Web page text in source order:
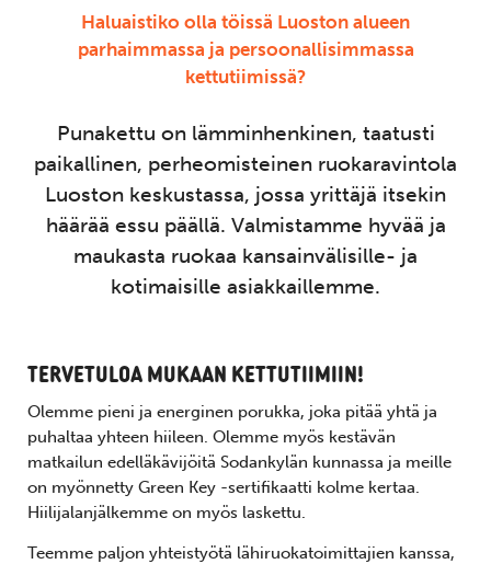
Haluaistiko olla töissä Luoston alueen
parhaimmassa ja persoonallisimmassa
kettutiimissä?
Punakettu on lämminhenkinen, taatusti
paikallinen, perheomisteinen ruokaravintola
Luoston keskustassa, jossa yrittäjä itsekin
häärää essu päällä. Valmistamme hyvää ja
maukasta ruokaa kansainvälisille- ja
kotimaisille asiakkaillemme.
TERVETULOA MUKAAN KETTUTIIMIIN!
Olemme pieni ja energinen porukka, joka pitää yhtä ja
puhaltaa yhteen hiileen. Olemme myös kestävän
matkailun edelläkävijöitä Sodankylän kunnassa ja meille
on myönnetty Green Key -sertifikaatti kolme kertaa.
Hiilijalanjälkemme on myös laskettu.
Teemme paljon yhteistyötä lähiruokatoimittajien kanssa,